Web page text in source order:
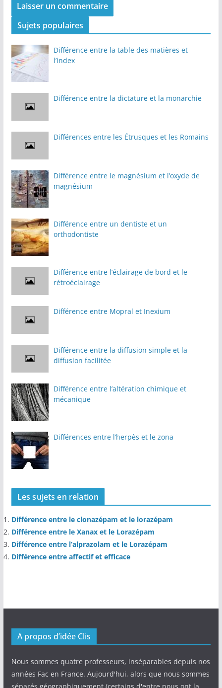
Sujets populaires
Différence entre la table des matières et
l’index
Différence entre la dictature et la monarchie
Différences entre les Étrusques et les Romains
Différence entre le magnésium et l’oxyde de
magnésium
Différence entre un dentiste et un
orthodontiste
Différence entre l’éclairage de bord et le
rétroéclairage
Différence entre Mopral et Inexium
Différence entre la diffusion simple et la
diffusion facilitée
Différence entre l’altération chimique et
mécanique
Différences entre l’herpès et le zona
Les sujets en relation
Différence entre le clonazépam et le lorazépam
Différence entre le Xanax et le Lorazépam
Différence entre l’alprazolam et le Lorazépam
Différence entre affectif et efficace
A propos d’idée Clis
Nous sommes quatre professeurs, inséparables depuis nos
années Fac en France. Aujourd'hui, alors que nous sommes